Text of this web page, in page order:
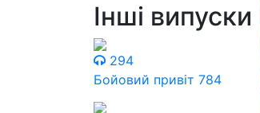
Інші випуски
294
Бойовий привіт 784